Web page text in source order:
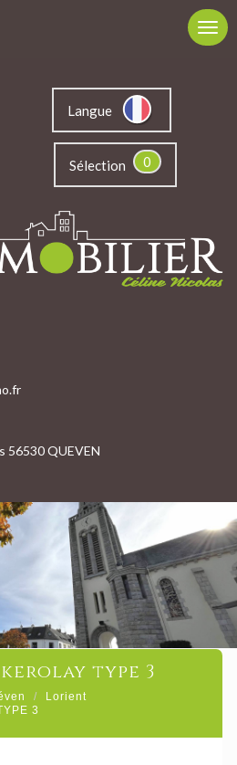
Langue
Sélection 0
56530 QUEVEN
type 3
Lorient
3